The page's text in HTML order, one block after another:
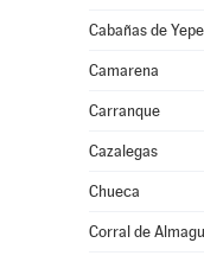
Cabañas de
Camarena
Carranque
Cazalegas
Chueca
Corral de